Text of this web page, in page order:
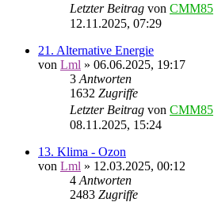
Letzter Beitrag von CMM85
12.11.2025, 07:29
21. Alternative Energie
von Lml » 06.06.2025, 19:17
3 Antworten
1632 Zugriffe
Letzter Beitrag von CMM85
08.11.2025, 15:24
13. Klima - Ozon
von Lml » 12.03.2025, 00:12
4 Antworten
2483 Zugriffe